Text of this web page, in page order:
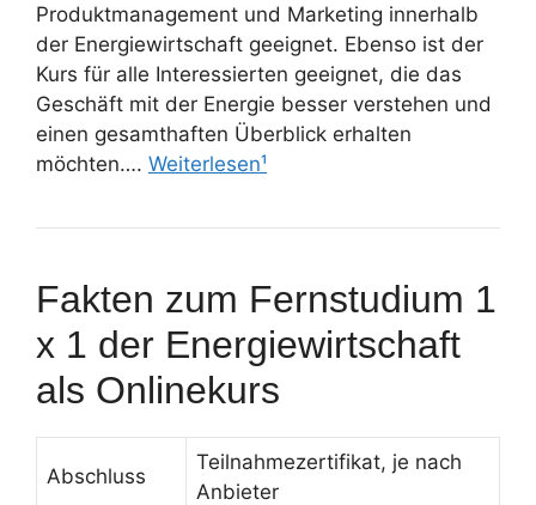
Produktmanagement und Marketing innerhalb
der Energiewirtschaft geeignet. Ebenso ist der
Kurs für alle Interessierten geeignet, die das
Geschäft mit der Energie besser verstehen und
einen gesamthaften Überblick erhalten
möchten…. Weiterlesen¹
Fakten zum Fernstudium 1
x 1 der Energiewirtschaft
als Onlinekurs
Abschluss
Teilnahmezertifikat, je nach
Anbieter